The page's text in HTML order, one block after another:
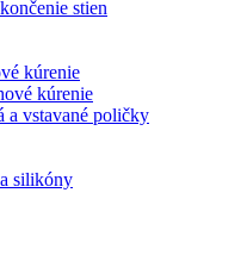
stien
kúrenie
kúrenie
a vstavané poličky
silikóny